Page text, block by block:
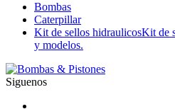
Bombas
Caterpillar
Kit de sellos hidraulicosKit de
y modelos.
Siguenos